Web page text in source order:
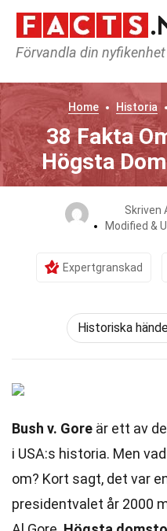
Förvandla din
Home Historia
38 Fakta
Högsta
Skriven
Modified &
Expertgranskad
Historiska
Bush v. Gore är ett av
i USA:s historia. Men
om? Kort sagt, det var
presidentvalet år 2000